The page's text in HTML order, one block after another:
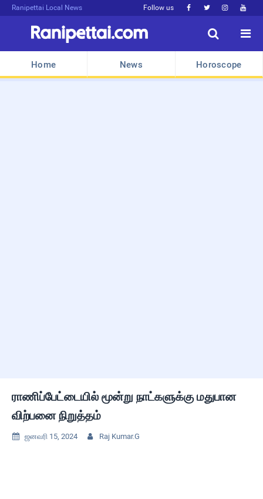
Ranipettai Local News Follow us    


Home News Horoscope
ராணிப்பேட்டையில் மூன்று நாட்களுக்கு மதுபான
விற்பனை நிறுத்தம்
 ஜனவரி 15, 2024  Raj Kumar.G